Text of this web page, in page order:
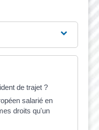
de trajet ?
salarié en
droits qu'un